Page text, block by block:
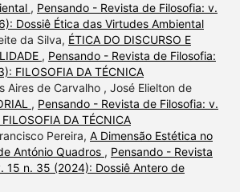
, Pensando - Revista de Filosofia: v.
Dossiê Ética das Virtudes Ambiental
da Silva, ÉTICA DO DISCURSO E
, Pensando - Revista de Filosofia:
FILOSOFIA DA TÉCNICA
Aires de Carvalho , José Elielton de
, Pensando - Revista de Filosofia: v.
DA TÉCNICA
Pereira, A Dimensão Estética no
António Quadros , Pensando - Revista
15 n. 35 (2024): Dossiê Antero de